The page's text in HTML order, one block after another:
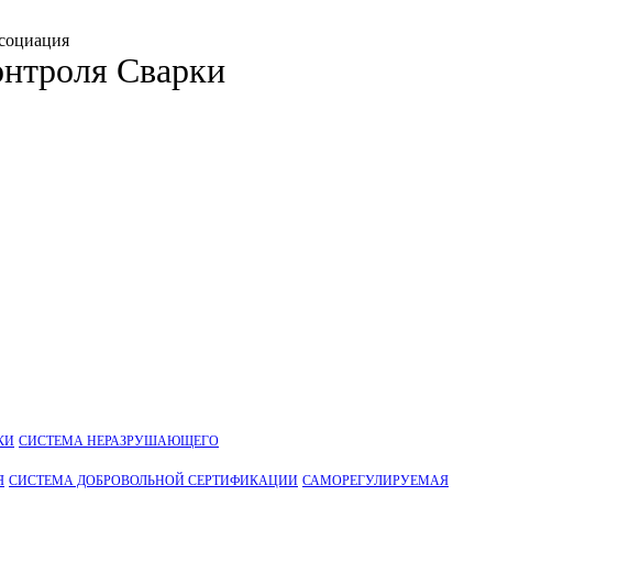
Сварки
СИСТЕМА НЕРАЗРУШАЮЩЕГО
СИСТЕМА ДОБРОВОЛЬНОЙ CЕРТИФИКАЦИИ САМОРЕГУЛИРУЕМАЯ